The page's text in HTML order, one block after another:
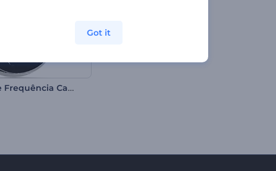
Visualizador de Frequência Caótica
Got it